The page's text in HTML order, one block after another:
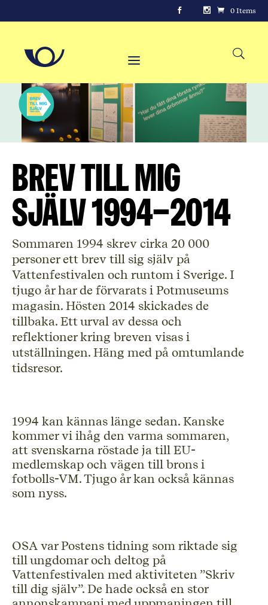
0 Items
Brev till mig
själv 1994–2014
Sommaren 1994 skrev cirka 20 000
personer ett brev till sig själv på
Vattenfestivalen och runtom i Sverige. I
tjugo år har de förvarats i Potmuseums
magasin. Hösten 2014 skickades de
tillbaka. Ett urval av dessa och
reflektioner kring breven visas i
utställningen. Häng med på omtumlande
tidsresor.
1994 kan kännas länge sedan. Kanske
kommer vi ihåg den varma sommaren,
att svenskarna röstade ja till EU-
medlemskap och vägen till brons i
fotbolls-VM. Tjugo år kan också kännas
som nyss.
OSA var Postens tidning som riktade sig
till ungdomar och deltog på
Vattenfestivalen med aktiviteten ”Skriv
till dig själv”. De hade också en stor